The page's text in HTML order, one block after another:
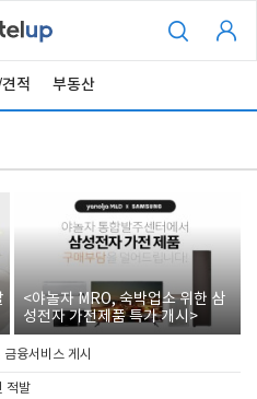
적 부동산
<야놀자 MRO, 숙박업소 위한 삼
성전자 가전제품 특가 개시>
융서비스 게시
적발